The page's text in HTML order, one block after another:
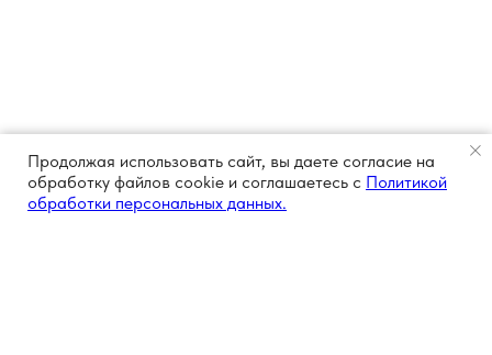
Продолжая использовать сайт, вы даете согласие на
обработку файлов cookie и соглашаетесь с Политикой
обработки персональных данных.